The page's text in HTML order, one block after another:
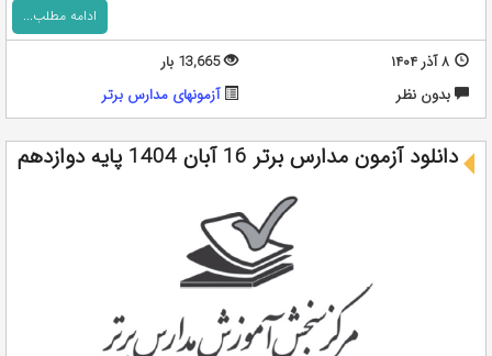
ادامه مطلب...
۸ آذر ۱۴۰۴
13,665 بار
بدون نظر
آزمونهای مدارس برتر
دانلود آزمون مدارس برتر 16 آبان 1404 پایه دوازدهم